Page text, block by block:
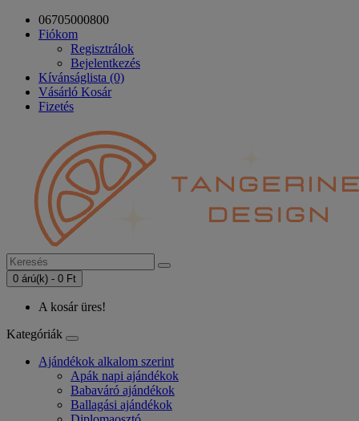
06705000800
Fiókom
Regisztrálok
Bejelentkezés
Kívánságlista (0)
Vásárló Kosár
Fizetés
0 árú(k) - 0 Ft
A kosár üres!
Kategóriák
Ajándékok alkalom szerint
Apák napi ajándékok
Babaváró ajándékok
Ballagási ajándékok